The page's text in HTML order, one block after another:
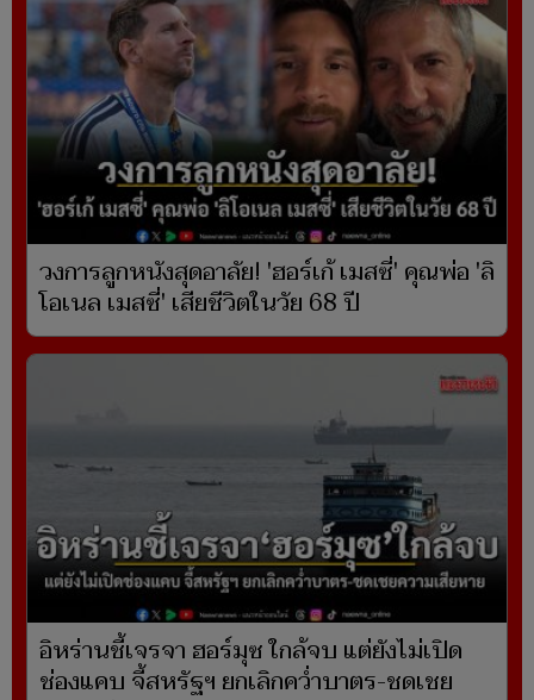
วงการลูกหนังสุดอาลัย! 'ฮอร์เก้ เมสซี่' คุณพ่อ 'ลิ
โอเนล เมสซี่' เสียชีวิตในวัย 68 ปี
อิหร่านชี้เจรจา ฮอร์มุซ ใกล้จบ แต่ยังไม่เปิด
ช่องแคบ จี้สหรัฐฯ ยกเลิกคว่ำบาตร-ชดเชย